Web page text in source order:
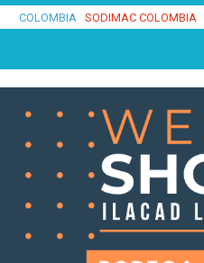
COLOMBIA SODIMAC COLOMBIA